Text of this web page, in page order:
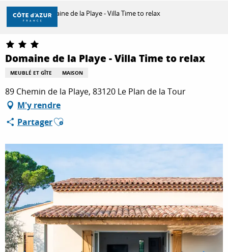
Aller
contenu
principal
DÉCOUVRIR
À FAIRE
SÉJOURNER
Accueil Domaine de la Playe - Villa Time to relax
Domaine de la Playe - Villa Time to relax
MEUBLÉ ET GÎTE MAISON
89 Chemin de la Playe, 83120 Le Plan de la Tour
M'y rendre
PartagerAjouter aux favoris